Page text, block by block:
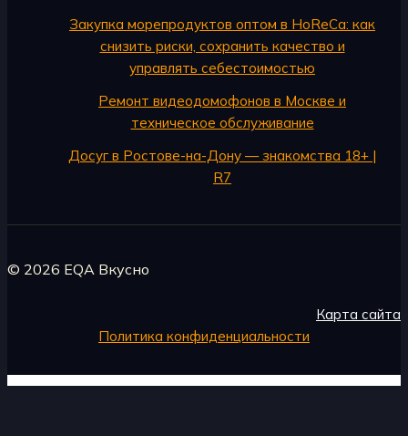
Закупка морепродуктов оптом в HoReCa: как
снизить риски, сохранить качество и
управлять себестоимостью
Ремонт видеодомофонов в Москве и
техническое обслуживание
Досуг в Ростове-на-Дону — знакомства 18+ |
R7
© 2026 EQA Вкусно
Карта сайта
Политика конфиденциальности